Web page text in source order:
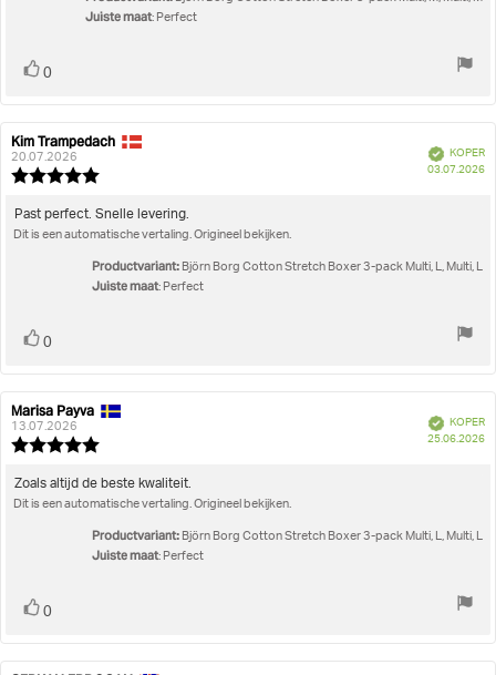
Juiste maat: Perfect
Stem
0
Auteur
van
deze
beoordeling:
Kim Trampedach
20.07.2026
uit
Geverifieerd
KOPER
03.07.2026
Beoordelingstekst:
Past perfect. Snelle levering.
Dit is een automatische vertaling. Origineel bekijken.
Productvariant: Björn Borg Cotton Stretch Boxer 3-pack Multi, L, Multi, L
Juiste maat: Perfect
Stem
0
Auteur
van
deze
beoordeling:
Marisa Payva
13.07.2026
uit
Geverifieerd
KOPER
25.06.2026
Beoordelingstekst:
Zoals altijd de beste kwaliteit.
Dit is een automatische vertaling. Origineel bekijken.
Productvariant: Björn Borg Cotton Stretch Boxer 3-pack Multi, L, Multi, L
Juiste maat: Perfect
Stem
0